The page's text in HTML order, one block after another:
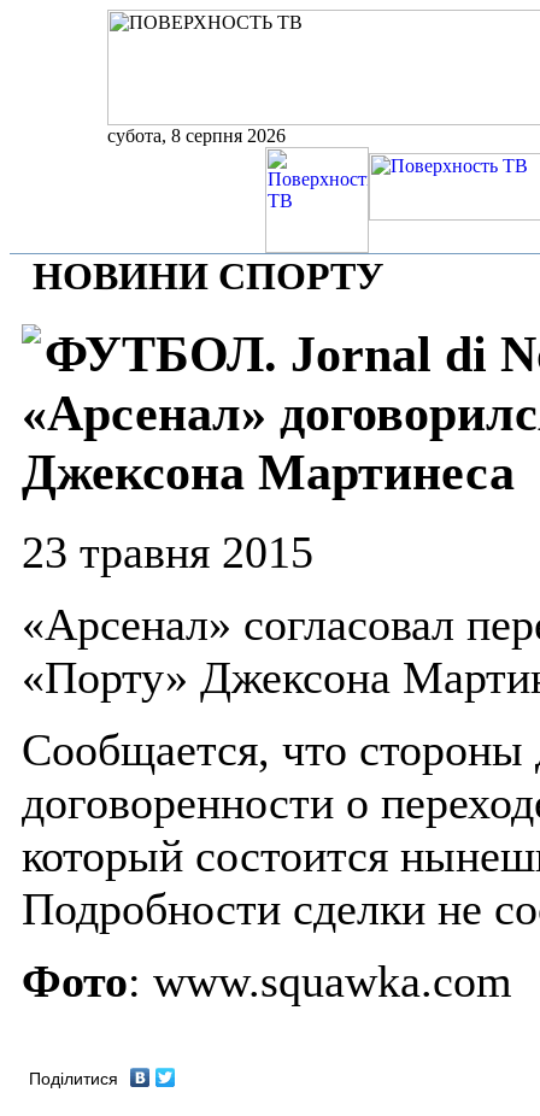
субота, 8 серпня 2026
НОВИНИ СПОРТУ
ФУТБОЛ. Jornal di
«Арсенал»
Джексона Мартинеса
23 травня 2015
«Арсенал» согласовал
«Порту» Джексона
Сообщается, что стороны
договоренности о
который состоится
Подробности сделки не
Фото: www.squawka.com
Поділитися